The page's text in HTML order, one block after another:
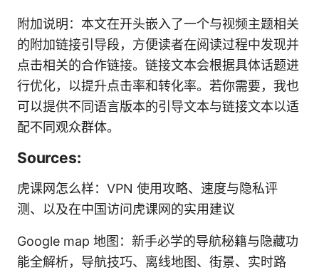
附加说明：本文在开头嵌入了一个与视频主题相关
的附加链接引导段，方便读者在阅读过程中发现并
点击相关的合作链接。链接文本会根据具体话题进
行优化，以提升点击率和转化率。若你需要，我也
可以提供不同语言版本的引导文本与链接文本以适
配不同观众群体。
Sources:
虎课网怎么样：VPN 使用攻略、速度与隐私评
测、以及在中国访问虎课网的实用建议
Google map 地图：新手必学的导航秘籍与隐藏功
能全解析，导航技巧、离线地图、街景、实时路